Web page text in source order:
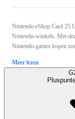
Nintendo eShop Card 25
Nintendo-winkels. Met
Nintendo-games kopen
Meer lezen